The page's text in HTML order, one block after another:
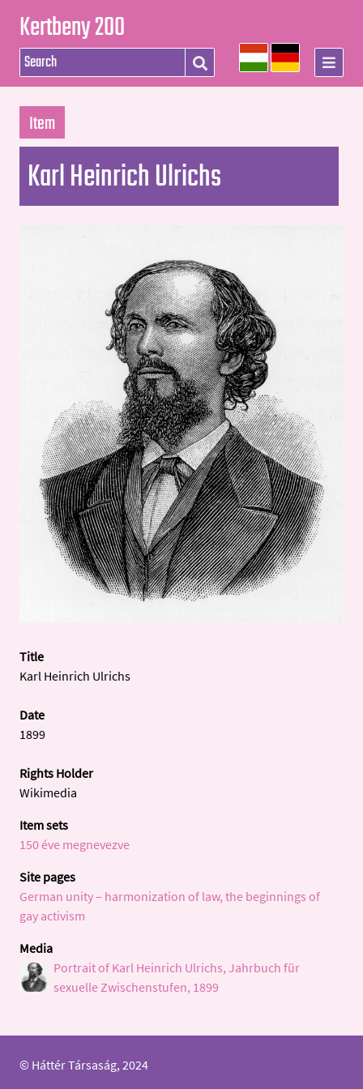
Kertbeny 200
Karl Heinrich Ulrichs
Item
Title
Karl Heinrich Ulrichs
Date
1899
Rights Holder
Wikimedia
Item sets
150 éve megnevezve
Site pages
German unity – harmonization of law, the beginnings of
gay activism
Media
Portrait of Karl Heinrich Ulrichs, Jahrbuch für
sexuelle Zwischenstufen, 1899
© Háttér Társaság, 2024